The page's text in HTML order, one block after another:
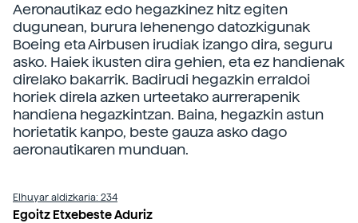
Aeronautikaz edo hegazkinez hitz egiten
dugunean, burura lehenengo datozkigunak
Boeing eta Airbusen irudiak izango dira, seguru
asko. Haiek ikusten dira gehien, eta ez handienak
direlako bakarrik. Badirudi hegazkin erraldoi
horiek direla azken urteetako aurrerapenik
handiena hegazkintzan. Baina, hegazkin astun
horietatik kanpo, beste gauza asko dago
aeronautikaren munduan.
Elhuyar aldizkaria: 234
Egoitz Etxebeste Aduriz